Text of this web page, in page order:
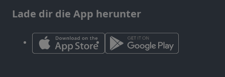
Lade dir die App herunter